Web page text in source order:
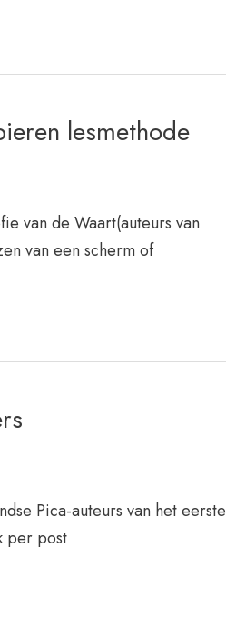
lesmethode
van de Waart(auteurs van
van een scherm of
Pica-auteurs van het eerste
per post